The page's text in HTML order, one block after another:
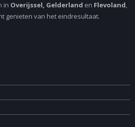
in Overijssel, Gelderland en Flevoland,
genieten van het eindresultaat.